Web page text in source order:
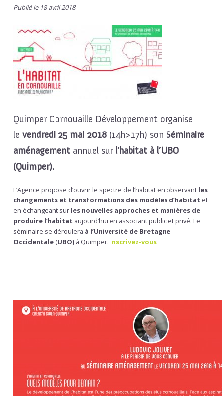
Publié le 18 avril 2018
Quimper Cornouaille Développement organise
le vendredi 25 mai 2018 (14h>17h) son Séminaire
aménagement annuel sur l’habitat à l’UBO
(Quimper).
L’Agence propose d’ouvrir le spectre de l’habitat en observant les
changements et transformations des modèles d’habitat et
en échangeant sur les nouvelles approches et manières de
produire l’habitat aujourd’hui en associant public et privé. Le
séminaire se déroulera à l’Université de Bretagne
Occidentale (UBO) à Quimper. Inscrivez-vous